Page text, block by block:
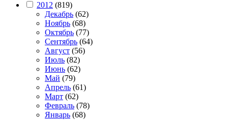
2012 (819)
Декабрь (62)
Ноябрь (68)
Октябрь (77)
Сентябрь (64)
Август (56)
Июль (82)
Июнь (62)
Май (79)
Апрель (61)
Март (62)
Февраль (78)
Январь (68)